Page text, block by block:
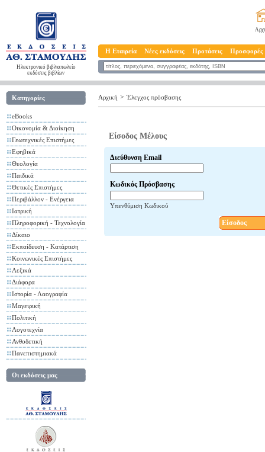
Ηλεκτρονικό βιβλιοπωλείο
εκδόσεις βιβλίων
Η Εταιρεία Νέες εκδόσεις Προτάσεις Προσφορές
Κατηγορίες
eBooks
Οικονομία & Διοίκηση
Γεωτεχνικές Επιστήμες
Εφηβικά
Θεολογία
Παιδικά
Θετικές Επιστήμες
Περιβάλλον - Ενέργεια
Ιατρική
Πληροφορική - Τεχνολογία
Δίκαιο
Εκπαίδευση - Κατάρτιση
Κοινωνικές Επιστήμες
Λεξικά
Διάφορα
Ιστορία - Λαογραφία
Μαγειρική
Πολιτική
Λογοτεχνία
Ανθοδετική
Πανεπιστημιακά
Οι εκδόσεις μας
Αρχική > Έλεγχος πρόσβασης
Είσοδος Μέλους
Διεύθυνση Email
Κωδικός Πρόσβασης
Υπενθύμιση Κωδικού
Είσοδος